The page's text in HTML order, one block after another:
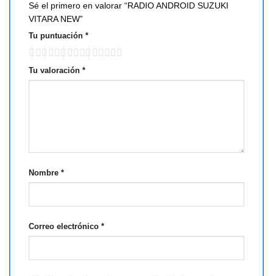
Sé el primero en valorar “RADIO ANDROID SUZUKI
VITARA NEW”
Tu puntuación *
Tu valoración *
Nombre *
Correo electrónico *